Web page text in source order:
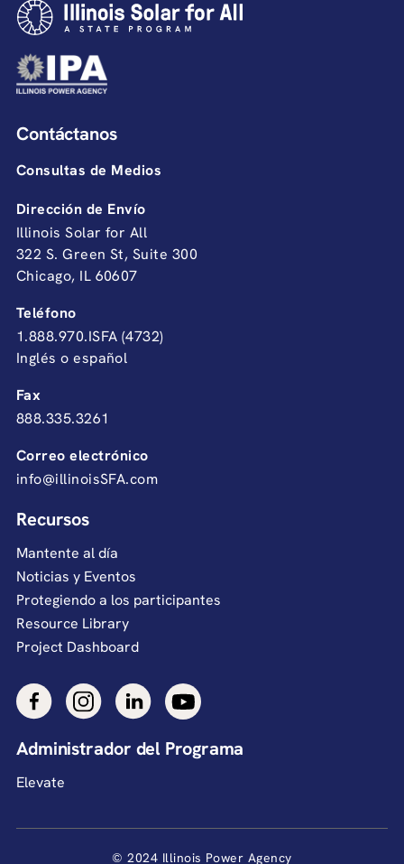
Contáctanos
Consultas de Medios
Dirección de Envío
Illinois Solar for All
322 S. Green St, Suite 300
Chicago, IL 60607
Teléfono
1.888.970.ISFA (4732)
Inglés o español
Fax
888.335.3261
Correo electrónico
info@illinoisSFA.com
Recursos
Mantente al día
Noticias y Eventos
Protegiendo a los participantes
Resource Library
Project Dashboard
Administrador del Programa
Elevate
© 2024 Illinois Power Agency